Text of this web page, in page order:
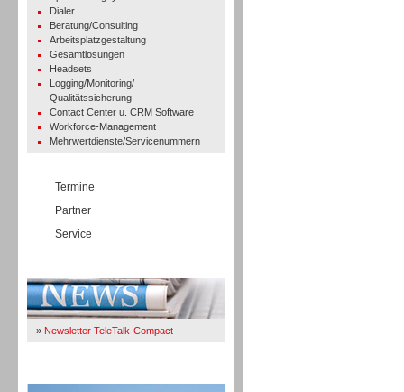
Dialer
Beratung/Consulting
Arbeitsplatzgestaltung
Gesamtlösungen
Headsets
Logging/Monitoring/
Qualitätssicherung
Contact Center u. CRM Software
Workforce-Management
Mehrwertdienste/Servicenummern
Termine
Partner
Service
» Newsletter TeleTalk-Compact